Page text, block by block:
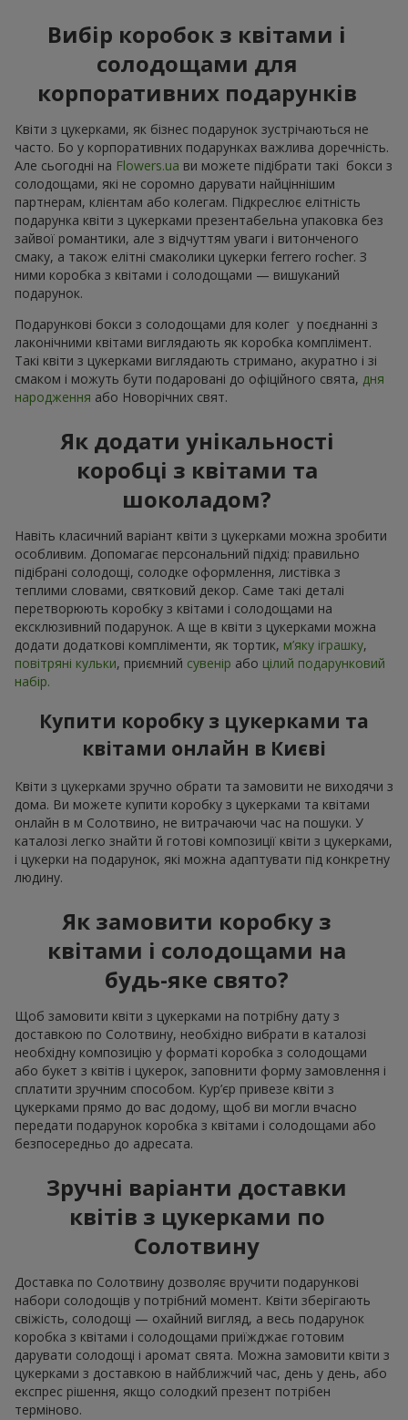
Вибір коробок з квітами і
солодощами для
корпоративних подарунків
Квіти з цукерками, як бізнес подарунок зустрічаються не
часто. Бо у корпоративних подарунках важлива доречність.
Але сьогодні на Flowers.ua ви можете підібрати такі бокси з
солодощами, які не соромно дарувати найціннішим
партнерам, клієнтам або колегам. Підкреслює елітність
подарунка квіти з цукерками презентабельна упаковка без
зайвої романтики, але з відчуттям уваги і витонченого
смаку, а також елітні смаколики цукерки ferrero rocher. З
ними коробка з квітами і солодощами — вишуканий
подарунок.
Подарункові бокси з солодощами для колег у поєднанні з
лаконічними квітами виглядають як коробка комплімент.
Такі квіти з цукерками виглядають стримано, акуратно і зі
смаком і можуть бути подаровані до офіційного свята, дня
народження або Новорічних свят.
Як додати унікальності
коробці з квітами та
шоколадом?
Навіть класичний варіант квіти з цукерками можна зробити
особливим. Допомагає персональний підхід: правильно
підібрані солодощі, солодке оформлення, листівка з
теплими словами, святковий декор. Саме такі деталі
перетворюють коробку з квітами і солодощами на
ексклюзивний подарунок. А ще в квіти з цукерками можна
додати додаткові компліменти, як тортик, м’яку іграшку,
повітряні кульки, приємний сувенір або цілий подарунковий
набір.
Купити коробку з цукерками та
квітами онлайн в Києві
Квіти з цукерками зручно обрати та замовити не виходячи з
дома. Ви можете купити коробку з цукерками та квітами
онлайн в м Солотвино, не витрачаючи час на пошуки. У
каталозі легко знайти й готові композиції квіти з цукерками,
і цукерки на подарунок, які можна адаптувати під конкретну
людину.
Як замовити коробку з
квітами і солодощами на
будь-яке свято?
Щоб замовити квіти з цукерками на потрібну дату з
доставкою по Солотвину, необхідно вибрати в каталозі
необхідну композицію у форматі коробка з солодощами
або букет з квітів і цукерок, заповнити форму замовлення і
сплатити зручним способом. Кур’єр привезе квіти з
цукерками прямо до вас додому, щоб ви могли вчасно
передати подарунок коробка з квітами і солодощами або
безпосередньо до адресата.
Зручні варіанти доставки
квітів з цукерками по
Солотвину
Доставка по Солотвину дозволяє вручити подарункові
набори солодощів у потрібний момент. Квіти зберігають
свіжість, солодощі — охайний вигляд, а весь подарунок
коробка з квітами і солодощами приїжджає готовим
дарувати солодощі і аромат свята. Можна замовити квіти з
цукерками з доставкою в найближчий час, день у день, або
експрес рішення, якщо солодкий презент потрібен
терміново.